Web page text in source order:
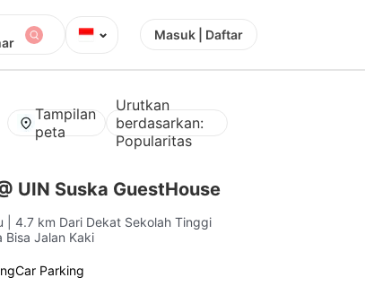
⌄ Masuk | Daftar
Tampilan
peta
Urutkan
berdasarkan:
Popularitas
UIN Suska GuestHouse
| 4.7 km Dari Dekat Sekolah Tinggi
Bisa Jalan Kaki
Car Parking